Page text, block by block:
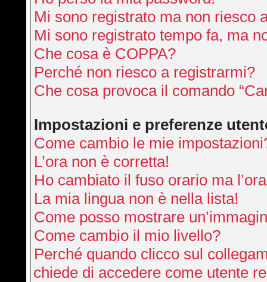
Mi sono registrato ma non riesco
Mi sono registrato tempo fa, ma
Che cosa è COPPA?
Perché non riesco a registrarmi?
Che cosa provoca il comando
Impostazioni e preferenze
Come cambio le mie
L’ora non è corretta!
Ho cambiato il fuso orario ma
La mia lingua non è nella lista!
Come posso mostrare
Come cambio il mio livello?
Perché quando clicco sul
chiede di accedere come utente